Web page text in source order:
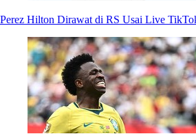
Perez Hilton Dirawat di RS Usai Live